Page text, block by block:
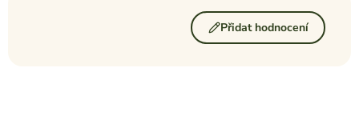
Přidat hodnocení